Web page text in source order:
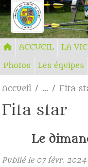
ACCUEIL LA
Photos
Les équipes
Accueil Fita
Fita star
Le
Publié le 07 févr. 2024
Panneau de gestion